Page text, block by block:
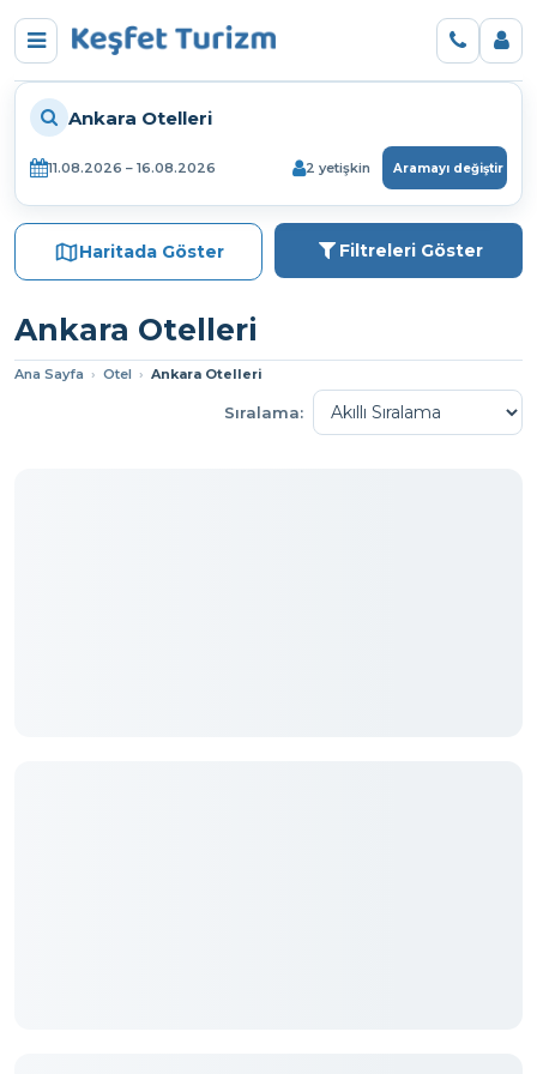
Ankara Otelleri
11.08.2026 – 16.08.2026 2 yetişkin Aramayı değiştir
Haritada Göster Filtreleri Göster
Ankara Otelleri
Ana Sayfa › Otel › Ankara Otelleri
Sıralama: